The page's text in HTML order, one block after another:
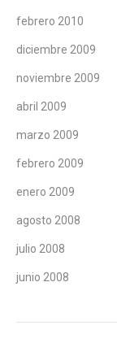
febrero 2010
diciembre 2009
noviembre 2009
abril 2009
marzo 2009
febrero 2009
enero 2009
agosto 2008
julio 2008
junio 2008